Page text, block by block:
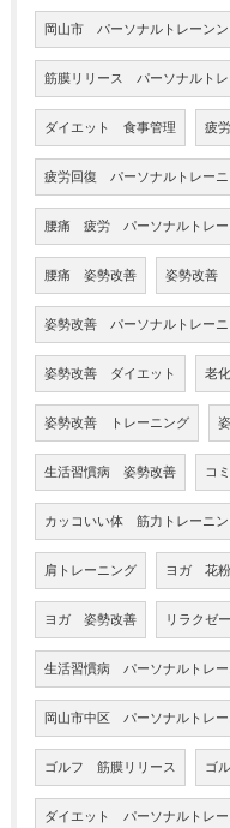
岡山市 パーソナルトレーン
筋膜リリース パーソナルトレ
ダイエット 食事管理 疲
疲労回復 パーソナルトレー
腰痛 疲労 パーソナルトレー
腰痛 姿勢改善 姿勢改善
姿勢改善 パーソナルトレー
姿勢改善 ダイエット 老
姿勢改善 トレーニング
生活習慣病 姿勢改善 コ
カッコいい体 筋力トレーニ
肩トレーニング ヨガ 花
ヨガ 姿勢改善 リラクゼ
生活習慣病 パーソナルトレー
岡山市中区 パーソナルトレ
ゴルフ 筋膜リリース ゴ
ダイエット パーソナルトレ